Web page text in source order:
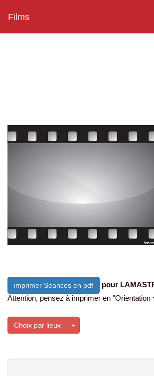
Films
imprimer Séances en pdf
pour
Attention, pensez à imprimer en
Choix par lieux Toggle Dropdown